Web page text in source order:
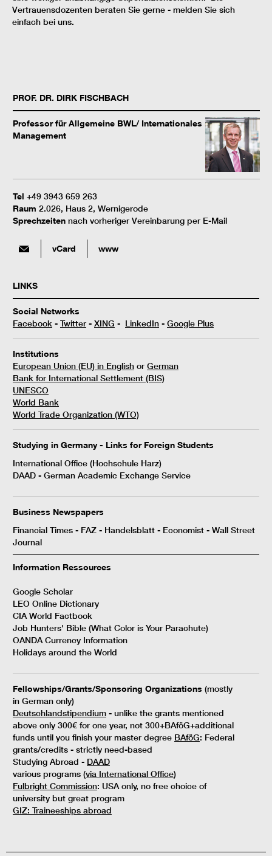
Vertrauensdozenten beraten Sie gerne - melden Sie sich
einfach bei uns.
PROF. DR. DIRK FISCHBACH
Professor für Allgemeine BWL/ Internationales
Management
Tel +49 3943 659 263
Raum 2.026, Haus 2, Wernigerode
Sprechzeiten nach vorheriger Vereinbarung per E-Mail
vCard www
LINKS
Social Networks
Facebook - Twitter - XING - LinkedIn - Google Plus
Institutions
European Union (EU) in English or German
Bank for International Settlement (BIS)
UNESCO
World Bank
World Trade Organization (WTO)
Studying in Germany - Links for Foreign Students
International Office (Hochschule Harz)
DAAD - German Academic Exchange Service
Business Newspapers
Financial Times - FAZ - Handelsblatt - Economist - Wall Street
Journal
Information Ressources
Google Scholar
LEO Online Dictionary
CIA World Factbook
Job Hunters' Bible (What Color is Your Parachute)
OANDA Currency Information
Holidays around the World
Fellowships/Grants/Sponsoring Organizations (mostly
in German only)
Deutschlandstipendium - unlike the grants mentioned
above only 300€ for one year, not 300+BAföG+additional
funds until you finish your master degree BAföG: Federal
grants/credits - strictly need-based
Studying Abroad - DAAD
various programs (via International Office)
Fulbright Commission: USA only, no free choice of
university but great program
GIZ: Traineeships abroad